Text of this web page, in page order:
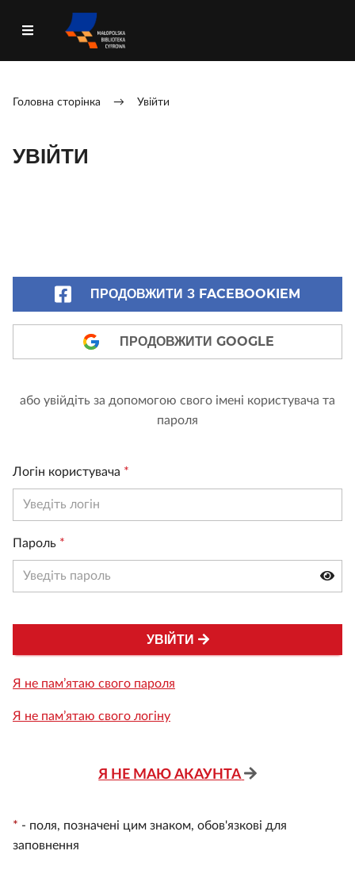
Головна сторінка → Увійти
УВІЙТИ
ПРОДОВЖИТИ З FACEBOOKIEM
ПРОДОВЖИТИ GOOGLE
або увійдіть за допомогою свого імені користувача та
пароля
Логін користувача *
Пароль *
УВІЙТИ
Я не пам’ятаю свого пароля
Я не пам’ятаю свого логіну
Я НЕ МАЮ АКАУНТА
* - поля, позначені цим знаком, обов'язкові для
заповнення